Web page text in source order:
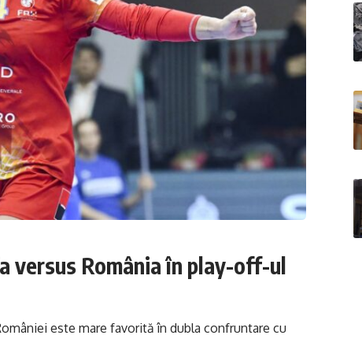
versus România în play-off-ul
este mare favorită în dubla confruntare cu